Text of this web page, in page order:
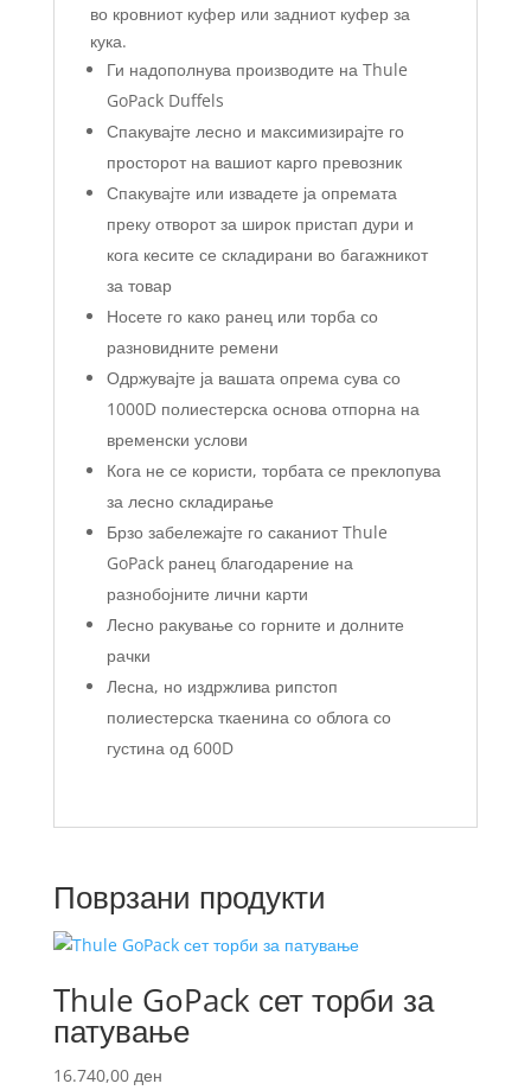
во кровниот куфер или задниот куфер за
кука.
Ги надополнува производите на Thule
GoPack Duffels
Спакувајте лесно и максимизирајте го
просторот на вашиот карго превозник
Спакувајте или извадете ја опремата
преку отворот за широк пристап дури и
кога кесите се складирани во багажникот
за товар
Носете го како ранец или торба со
разновидните ремени
Одржувајте ја вашата опрема сува со
1000D полиестерска основа отпорна на
временски услови
Кога не се користи, торбата се преклопува
за лесно складирање
Брзо забележајте го саканиот Thule
GoPack ранец благодарение на
разнобојните лични карти
Лесно ракување со горните и долните
рачки
Лесна, но издржлива рипстоп
полиестерска ткаенина со облога со
густина од 600D
Поврзани продукти
Thule GoPack сет торби за
патување
16.740,00 ден